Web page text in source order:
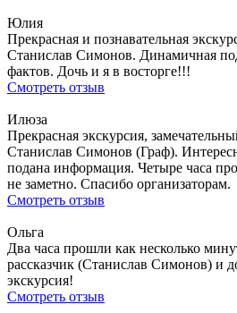
Юлия
Прекрасная и познавательная
Станислав Симонов. Динамичная
фактов. Дочь и я в восторге!!!
Смотреть отзыв
Илюза
Прекрасная экскурсия,
Станислав Симонов (Граф).
подана информация. Четыре часа
не заметно. Спасибо организаторам.
Смотреть отзыв
Ольга
Два часа прошли как несколько
рассказчик (Станислав Симонов) и
экскурсия!
Смотреть отзыв